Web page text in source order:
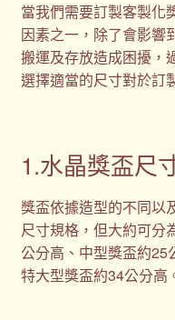
當我們需要訂製客製化
因素之一，除了會影響
搬運及存放造成困擾，
選擇適當的尺寸對於訂
1.水晶獎盃尺
獎盃依據造型的不同以
尺寸規格，但大約可分
公分高、中型獎盃約25
特大型獎盃約34公分高